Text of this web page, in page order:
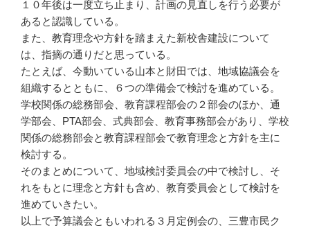
１０年後は一度立ち止まり、計画の見直しを行う必要が
あると認識している。
また、教育理念や方針を踏まえた新校舎建設について
は、指摘の通りだと思っている。
たとえば、今動いている山本と財田では、地域協議会を
組織するとともに、６つの準備会で検討を進めている。
学校関係の総務部会、教育課程部会の２部会のほか、通
学部会、PTA部会、式典部会、教育事務部会があり、学校
関係の総務部会と教育課程部会で教育理念と方針を主に
検討する。
そのまとめについて、地域検討委員会の中で検討し、そ
れをもとに理念と方針も含め、教育委員会として検討を
進めていきたい。
以上で予算議会ともいわれる３月定例会の、三豊市民ク